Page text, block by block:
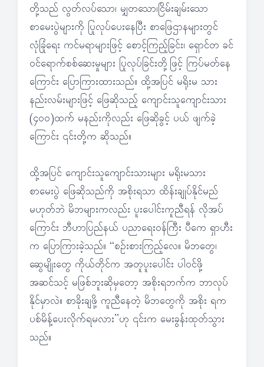
တို့သည် လွတ်လပ်သော၊ မျှတသော၊ငြိမ်းချမ်းသော
စာမေးပွဲများကို ပြုလုပ်ပေးနေပြီး စာဖြေဌာနများတွင်
လုံခြုံရေး ကင်မရာများဖြင့် စောင့်ကြည့်ခြင်း၊ ရှောင်တ ခင်
ဝင်ရောက်စစ်ဆေးမှုများ ပြုလုပ်ခြင်းတို့ဖြင့် ကြပ်မတ်နေ
ကြောင်း ပြောကြားထားသည်။ ထို့အပြင် မရိုးမ သား
နည်းလမ်းများဖြင့် ဖြေဆိုသည့် ကျောင်းသူကျောင်းသား
(၄၀၀)ထက် မနည်းကိုလည်း ဖြေဆိုခွင့် ပယ် ဖျက်ခဲ့
ကြောင်း ၎င်းတို့က ဆိုသည်။
ထို့အပြင် ကျောင်းသူကျောင်းသားများ မရိုးမသား
စာမေးပွဲ ဖြေဆိုသည်ကို အစိုးရသာ ထိန်းချုပ်နိုင်မည်
မဟုတ်ဘဲ မိဘများကလည်း ပူးပေါင်းကူညီရန် လိုအပ်
ကြောင်း ဘီဟာပြည်နယ် ပညာရေးဝန်ကြီး ပီကေ ရှာဟီး
က ပြောကြားခဲ့သည်။ “စဉ်းစားကြည့်လေ။ မိဘတွေ၊
ဆွေမျိုးတွေ ကိုယ်တိုင်က အတူပူးပေါင်း ပါဝင်ဖို့
အဆင်သင့် မဖြစ်ဘူးဆိုမှတော့ အစိုးရဘက်က ဘာလုပ်
နိုင်မှာလဲ။ စာခိုးချဖို့ ကူညီနေတဲ့ မိဘတွေကို အစိုး ရက
ပစ်မိန့်ပေးလိုက်ရမလား”ဟု ၎င်းက မေးခွန်းထုတ်သွား
သည်။